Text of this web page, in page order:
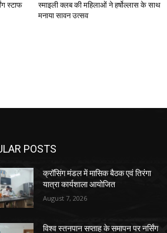
स्टाफ
स्माइली क्लब की महिलाओं ने हर्षोल्लास के साथ
मनाया सावन उत्सव
POSTS
क्रॉसिंग मंडल में मासिक बैठक एवं तिरंगा
यात्रा कार्यशाला आयोजित
August 7, 2026
विश्व स्तनपान सप्ताह के समापन पर नर्सिंग